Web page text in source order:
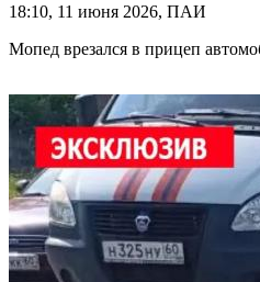
18:10, 11 июня 2026, ПАИ
Мопед врезался в прицеп